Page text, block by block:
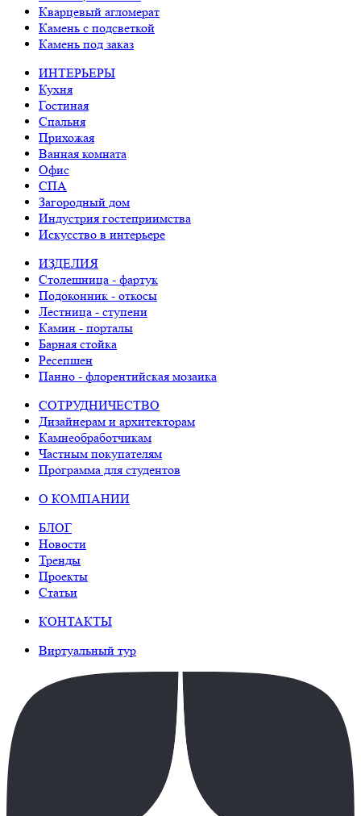
Кварцевый агломерат
Камень с подсветкой
Камень под заказ
ИНТЕРЬЕРЫ
Кухня
Гостиная
Спальня
Прихожая
Ванная комната
Офис
СПА
Загородный дом
Индустрия гостеприимства
Искусство в интерьере
ИЗДЕЛИЯ
Столешница - фартук
Подоконник - откосы
Лестница - ступени
Камин - порталы
Барная стойка
Ресепшен
Панно - флорентийская мозаика
СОТРУДНИЧЕСТВО
Дизайнерам и архитекторам
Камнеобработчикам
Частным покупателям
Программа для студентов
О КОМПАНИИ
БЛОГ
Новости
Тренды
Проекты
Статьи
КОНТАКТЫ
Виртуальный тур